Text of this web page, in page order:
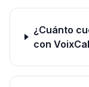
¿Cuánto
con